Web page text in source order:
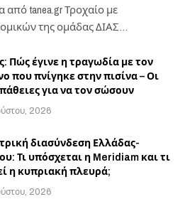
tanea.gr Τροχαίο με
της ομάδας ΔΙΑΣ
Πώς έγινε η τραγωδία με τον
που πνίγηκε στην πισίνα – Οι
για να τον σώσουν
2026
διασύνδεση Ελλάδας-
Τι υπόσχεται η Meridiam και τι
η κυπριακή πλευρά;
2026